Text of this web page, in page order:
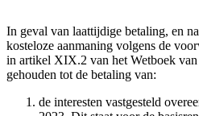
In geval van laattijdige betaling, en
kosteloze aanmaning volgens de
in artikel XIX.2 van het Wetboek
gehouden tot de betaling van:
de interesten vastgesteld